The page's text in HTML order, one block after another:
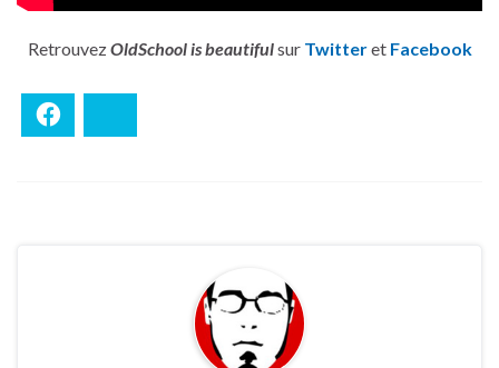
RetrouvezOldSchool is beautifulsur Twitteret Facebook